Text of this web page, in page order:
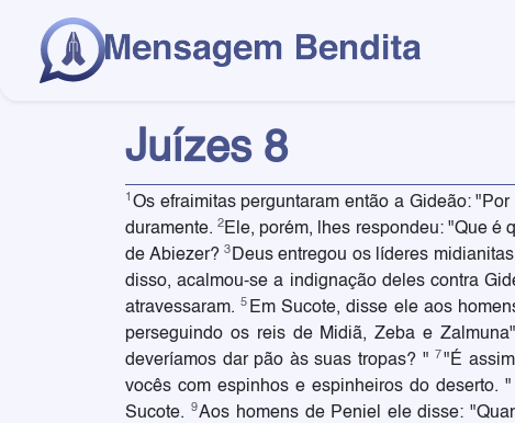
Juízes 8
1 Os efraimitas perguntaram então a Gideão:
duramente.2 Ele, porém, lhes respondeu: "Que é
de Abiezer?3 Deus entregou os líderes
disso, acalmou-se a indignação deles contra
atravessaram.5 Em Sucote, disse ele aos
perseguindo os reis de Midiã, Zeba e
deveríamos dar pão às suas tropas? " 7"É
vocês com espinhos e espinheiros do deserto. "
Sucote. 9Aos homens de Peniel ele disse: